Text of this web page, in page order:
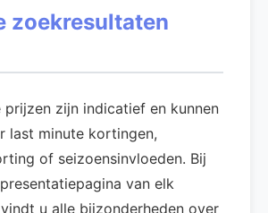
zoekresultaten
prijzen zijn indicatief en kunnen
last minute kortingen,
of seizoensinvloeden. Bij
van elk
u alle bijzonderheden over